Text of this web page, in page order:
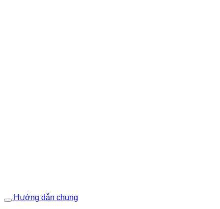
Hướng dẫn chung